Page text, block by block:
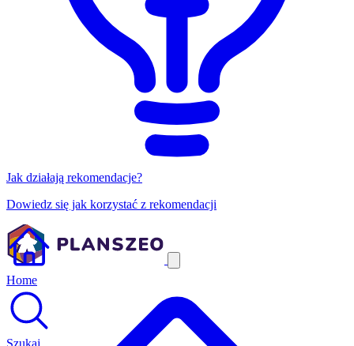
Jak działają rekomendacje?
Dowiedz się jak korzystać z rekomendacji
Home
Szukaj